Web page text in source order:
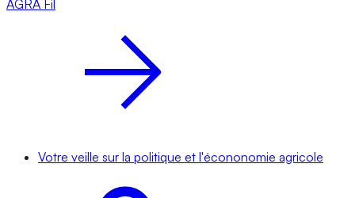
AGRA Fil
Votre veille sur la politique et l'écononomie agricole